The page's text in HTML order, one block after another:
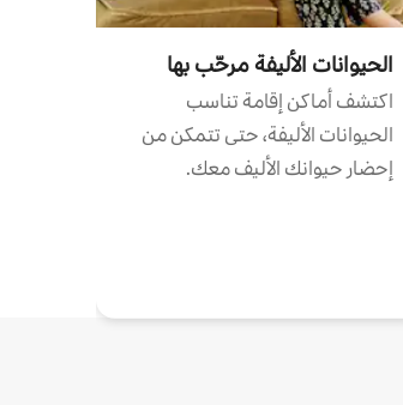
الحيوانات الأليفة مرحّب بها
اكتشف أماكن إقامة تناسب
الحيوانات الأليفة، حتى تتمكن من
إحضار حيوانك الأليف معك.